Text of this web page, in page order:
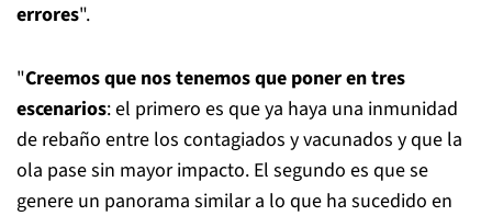
errores".
"Creemos que nos tenemos que poner en tres
escenarios: el primero es que ya haya una inmunidad
de rebaño entre los contagiados y vacunados y que la
ola pase sin mayor impacto. El segundo es que se
genere un panorama similar a lo que ha sucedido en